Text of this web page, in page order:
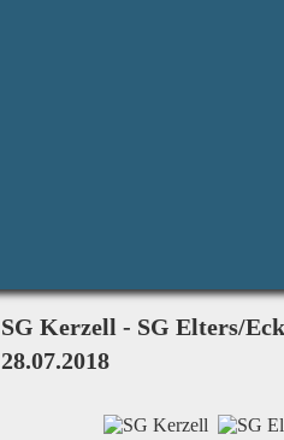
SG Kerzell - SG Elters/
28.07.2018